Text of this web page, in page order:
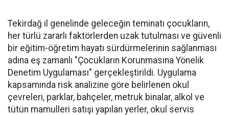
Tekirdağ il genelinde geleceğin teminatı çocukların,
her türlü zararlı faktörlerden uzak tutulması ve güvenli
bir eğitim-öğretim hayatı sürdürmelerinin sağlanması
adına eş zamanlı "Çocukların Korunmasına Yönelik
Denetim Uygulaması" gerçekleştirildi. Uygulama
kapsamında risk analizine göre belirlenen okul
çevreleri, parklar, bahçeler, metruk binalar, alkol ve
tütün mamulleri satışı yapılan yerler, okul servis